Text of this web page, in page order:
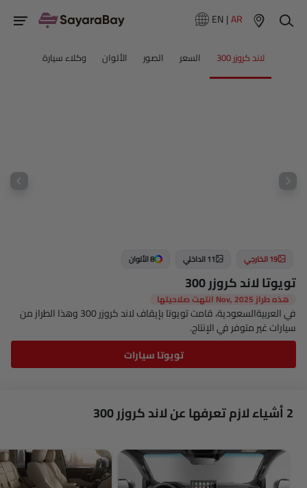
EN|AR
لاند كروزر 300 السعر الصور الألوان وكلاء سيارة
19 الخارجي 11 الداخلي 8 الألوان
تويوتا لاند كروزر 300
هذه طراز Nov, 2025 انتهت صلاحيتها
في العربيةالسعودية، قامت تويوتا بإيقاف لاند كروزر 300 وهذا الطراز من
سيارات غير متوفر في الإنتاج.
تويوتا سيارات
2 أشياء لازم تعرفها عن لاند كروزر 300